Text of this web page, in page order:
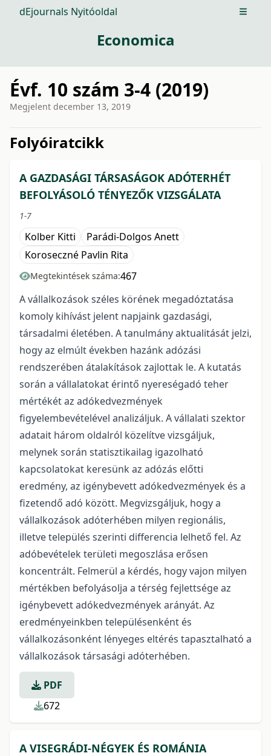
dEjournals Nyitóoldal Open
Economica
Évf. 10 szám 3-4 (2019)
Megjelent december 13, 2019
Folyóiratcikk
A GAZDASÁGI TÁRSASÁGOK ADÓTERHÉT
BEFOLYÁSOLÓ TÉNYEZŐK VIZSGÁLATA
1-7
Kolber Kitti
Parádi-Dolgos Anett
Koroseczné Pavlin Rita
Megtekintések száma:467
A vállalkozások széles körének megadóztatása
komoly kihívást jelent napjaink gazdasági,
társadalmi életében. A tanulmány aktualitását jelzi,
hogy az elmúlt években hazánk adózási
rendszerében átalakítások zajlottak le. A kutatás
során a vállalatokat érintő nyereségadó teher
mértékét az adókedvezmények
figyelembevételével analizáljuk. A vállalati szektor
adatait három oldalról közelítve vizsgáljuk,
melynek során statisztikailag igazolható
kapcsolatokat keresünk az adózás előtti
eredmény, az igénybevett adókedvezmények és a
fizetendő adó között. Megvizsgáljuk, hogy a
vállalkozások adóterhében milyen regionális,
illetve település szerinti differencia lelhető fel. Az
adóbevételek területi megoszlása erősen
koncentrált. Felmerül a kérdés, hogy vajon milyen
mértékben befolyásolja a térség fejlettsége az
igénybevett adókedvezmények arányát. Az
eredményeinkben településenként és
vállalkozásonként lényeges eltérés tapasztalható a
vállalkozások társasági adóterhében.
PDF
672
A VISEGRÁDI-NÉGYEK ÉS ROMÁNIA